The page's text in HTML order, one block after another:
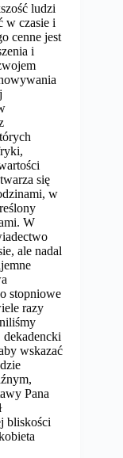
ludzi
w czasie i
cenne jest
i
się
w
W
ale nadal
stopniowe
razy
dekadencki
wskazać
Pana
bliskości